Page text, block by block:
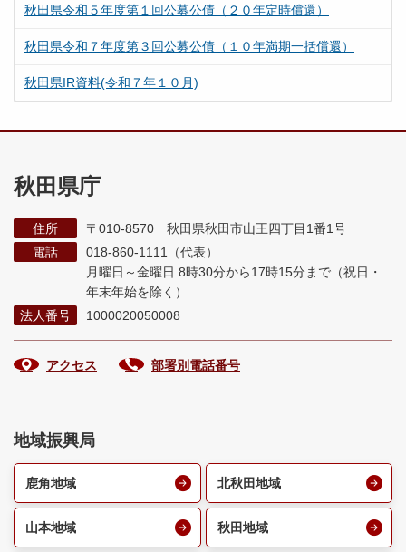
秋田県令和５年度第１回公募公債（２０年定時償還）
秋田県令和７年度第３回公募公債（１０年満期一括償還）
秋田県IR資料(令和７年１０月)
秋田県庁
住所
〒010-8570 秋田県秋田市山王四丁目1番1号
電話
018-860-1111（代表）
月曜日～金曜日 8時30分から17時15分まで （祝日・
年末年始を除く）
法人番号
1000020050008
アクセス 部署別電話番号
地域振興局
鹿角地域 北秋田地域
山本地域 秋田地域